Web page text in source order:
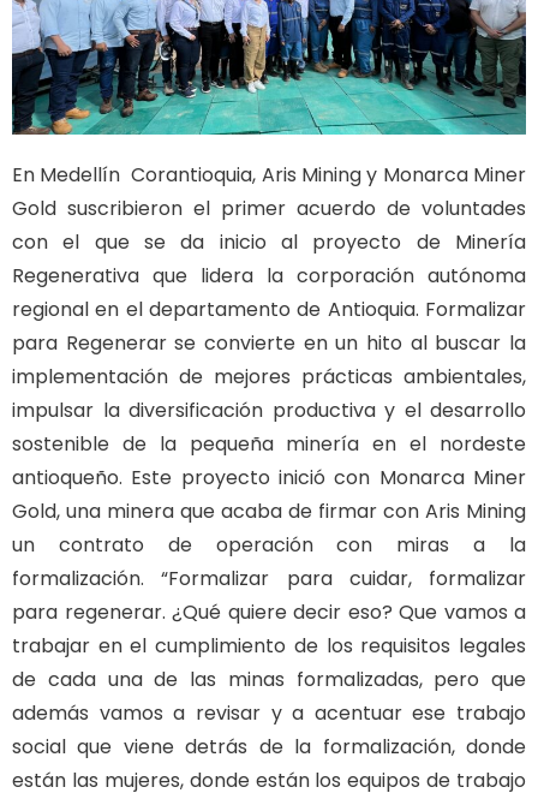
En Medellín Corantioquia, Aris Mining y Monarca Miner
Gold suscribieron el primer acuerdo de voluntades
con el que se da inicio al proyecto de Minería
Regenerativa que lidera la corporación autónoma
regional en el departamento de Antioquia. Formalizar
para Regenerar se convierte en un hito al buscar la
implementación de mejores prácticas ambientales,
impulsar la diversificación productiva y el desarrollo
sostenible de la pequeña minería en el nordeste
antioqueño. Este proyecto inició con Monarca Miner
Gold, una minera que acaba de firmar con Aris Mining
un contrato de operación con miras a la
formalización. “Formalizar para cuidar, formalizar
para regenerar. ¿Qué quiere decir eso? Que vamos a
trabajar en el cumplimiento de los requisitos legales
de cada una de las minas formalizadas, pero que
además vamos a revisar y a acentuar ese trabajo
social que viene detrás de la formalización, donde
están las mujeres, donde están los equipos de trabajo